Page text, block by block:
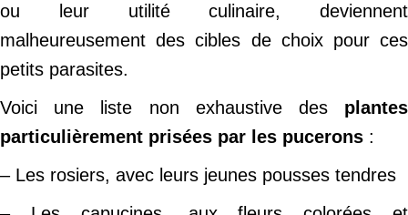
ou leur utilité culinaire, deviennent
malheureusement des cibles de choix pour ces
petits parasites.
Voici une liste non exhaustive des plantes
particulièrement prisées par les pucerons :
– Les rosiers, avec leurs jeunes pousses tendres